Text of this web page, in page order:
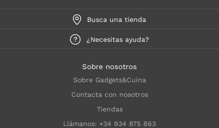
Busca una tienda
¿Necesitas ayuda?
Sobre nosotros
Sobre Gadgets&Cuina
Contacta con nosotros
Tiendas
Llámanos: +34 934 875 863